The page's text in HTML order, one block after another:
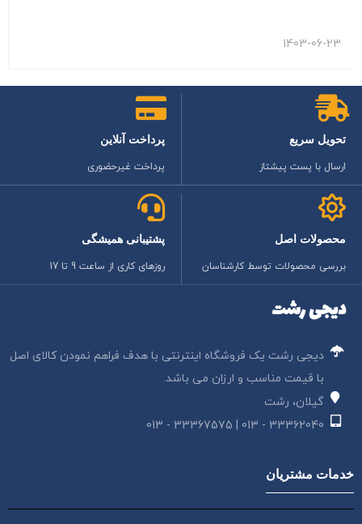
1403-06-23
تحویل سریع
ارسال با پست پیشتاز
پرداخت آنلاین
پرداخت غیرحضوری
محصولات اصل
بررسی محصولات توسط کارشناسان
پشتیبانی همیشگی
روزهای کاری از ساعت 9 تا 17
دیجی رشت
دیجی رشت یک فروشگاه اینترنتی با هدف فراهم نمودن کالای اصل
با قیمت مناسب و ارزان می باشد.
گیلان، رشت
33362040 - 013 | 33367575 - 013
خدمات مشتریان